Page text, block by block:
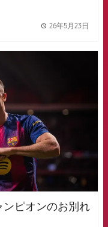
26年5月23日
ンピオンのお別れ